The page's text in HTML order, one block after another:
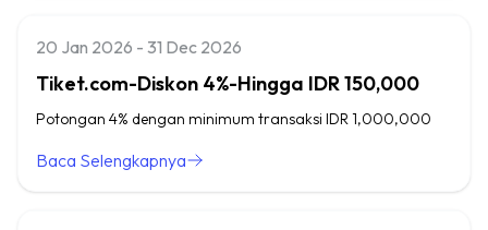
20 Jan 2026 - 31 Dec 2026
Tiket.com-Diskon 4%-Hingga IDR 150,000
Potongan 4% dengan minimum transaksi IDR 1,000,000
Baca Selengkapnya